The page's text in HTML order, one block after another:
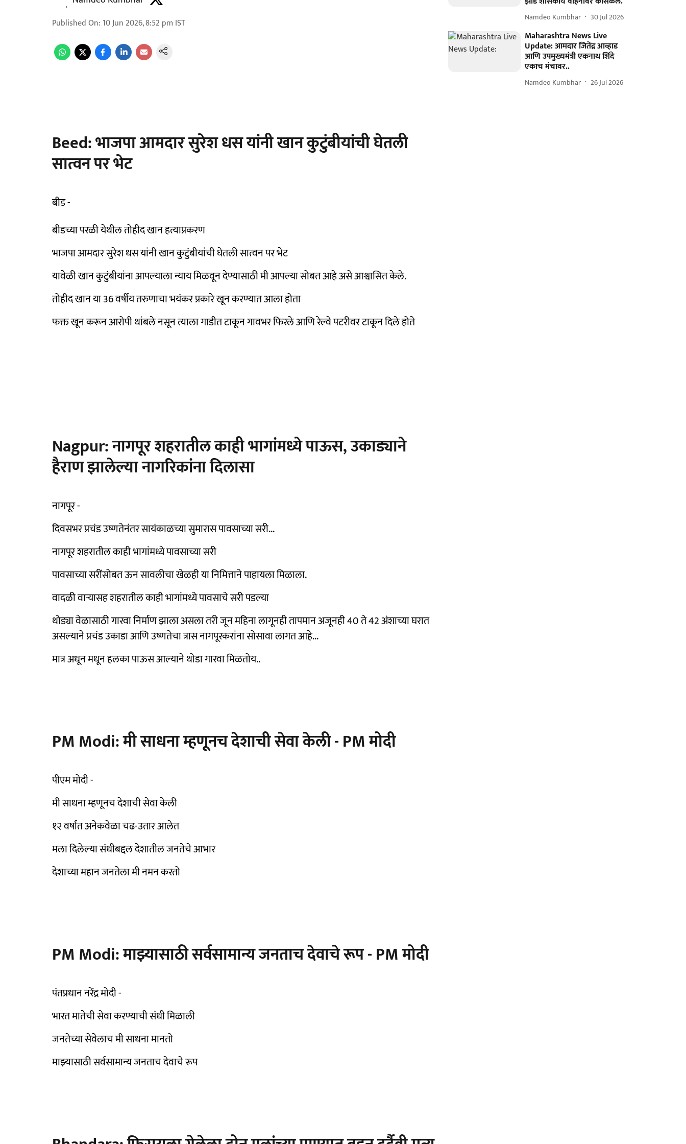
Published On: 10 Jun 2026, 8:52 pm IST
Beed: भाजपा आमदार सुरेश धस यांनी खान कुटुंबीयांची घेतली
सात्वन पर भेट
बीड -
बीडच्या परळी येथील तोहीद खान हत्याप्रकरण
भाजपा आमदार सुरेश धस यांनी खान कुटुंबीयांची घेतली सात्वन पर भेट
यावेळी खान कुटुंबीयांना आपल्याला न्याय मिळवून देण्यासाठी मी आपल्या सोबत आहे असे आश्वासित केले.
तोहीद खान या 36 वर्षीय तरुणाचा भयंकर प्रकारे खून करण्यात आला होता
फक्त खून करून आरोपी थांबले नसून त्याला गाडीत टाकून गावभर फिरले आणि रेल्वे पटरीवर टाकून दिले होते
Nagpur: नागपूर शहरातील काही भागांमध्ये पाऊस, उकाड्याने
हैराण झालेल्या नागरिकांना दिलासा
नागपूर -
दिवसभर प्रचंड उष्णतेनंतर सायंकाळच्या सुमारास पावसाच्या सरी...
नागपूर शहरातील काही भागांमध्ये पावसाच्या सरी
पावसाच्या सरींसोबत ऊन सावलीचा खेळही या निमित्ताने पाहायला मिळाला.
वादळी वाऱ्यासह शहरातील काही भागांमध्ये पावसाचे सरी पडल्या
थोड्या वेळासाठी गारवा निर्माण झाला असला तरी जून महिना लागूनही तापमान अजूनही 40 ते 42 अंशाच्या घरात
असल्याने प्रचंड उकाडा आणि उष्णतेचा त्रास नागपूरकरांना सोसावा लागत आहे...
मात्र अधून मधून हलका पाऊस आल्याने थोडा गारवा मिळतोय..
PM Modi: मी साधना म्हणूनच देशाची सेवा केली - PM मोदी
पीएम मोदी -
मी साधना म्हणूनच देशाची सेवा केली
१२ वर्षांत अनेकवेळा चढ-उतार आलेत
मला दिलेल्या संधीबद्दल देशातील जनतेचे आभार
देशाच्या महान जनतेला मी नमन करतो
PM Modi: माझ्यासाठी सर्वसामान्य जनताच देवाचे रूप - PM मोदी
पंतप्रधान नरेंद्र मोदी -
भारत मातेची सेवा करण्याची संधी मिळाली
जनतेच्या सेवेलाच मी साधना मानतो
माझ्यासाठी सर्वसामान्य जनताच देवाचे रूप
Namdeo Kumbhar 30 Jul 2026
Maharashtra News Live
Update: आमदार जितेंद्र आव्हाड
आणि उपमुख्यमंत्री एकनाथ शिंदे
एकाच मंचावर..
Namdeo Kumbhar 26 Jul 2026